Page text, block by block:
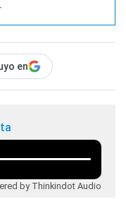
en
by Thinkindot Audio